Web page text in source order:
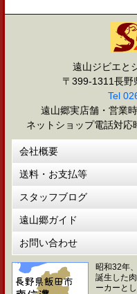
遠山ジビエと
〒399-1311長野
Tel
遠山郷実店舗・営業
ネットショップ電話対応
会社概要
送料・お支払等
スタッフブログ
遠山郷ガイド
お問い合わせ
昭和32年
誕生した
ーカーと